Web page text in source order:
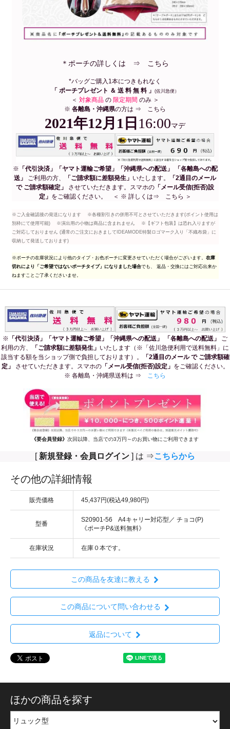
＊ ポーチの詳しくは ⇒ こちら
*バッグご購入1本につきもれなく
「 ポーチプレゼント ＆ 送 料 無 料 」 (佐川急便）
＜ 対象商品の限定期間 のみ ＞
※ 各離島・沖縄県の方は ⇒ こちら
2021年12月1日 16:00マデ
※ 「代引決済」「ヤマト運輸ご希望」「沖縄県への配送」 「各離島への配
送」
ご利用の方、 「ご請求額に差額発生」 いたします。
「2通目のメール
で ご請求額確定」
させていただきます。スマホの 「メール受信(拒否)設
定」 をご確認ください。 ＜ ※ 詳しくは⇒ こちら ＞
※ご入金確認後の発送になります ※各種割引きの併用不可とさせていただきます(ポイント使用は
別枠にて使用可能) ※演出用の小物は商品に含まれません ※【ギフト包装】は恐れ入りますが
ご対応しておりません (通常のご注文におきましてIDEAMODE特製ロゴマーク入り「不織布袋」に
収納して発送しております)
※ポーチの在庫状況により他のタイプ・お色ポーチに変更させていただく場合がございます。 在庫
切れにより「ご希望ではないポーチタイプ」になりました場合でも、 返品・交換にはご対応出来か
ねますことご了承くださいませ。
※ 「代引決済」「ヤマト運輸ご希望」「沖縄県への配送」 「各離島への配送」
ご
利用の方、
「ご請求額に差額発生」 いたします（※「佐川急便利用で送料無料」に
該当する額を当ショップ側で負担しております）。
「2通目のメール で ご請求額確
定」
させていただきます。スマホの「メール受信(拒否)設定」 をご確認ください。
※ 各離島・沖縄県送料は ⇒ こちら
《要会員登録》 次回以降、当店での3万円～のお買い物にご利用できます
[ 新規登録・会員ログイン ] は ⇒こちらから
その他の詳細情報
販売価格 45,437円(税込49,980円)
型番
S20901-56 A4キャリー対応型／ チョコ(P)
《ポーチP&送料無料》
在庫状況 在庫０本です。
この商品を友達に教える
この商品について問い合わせる
返品について
ほかの商品を探す